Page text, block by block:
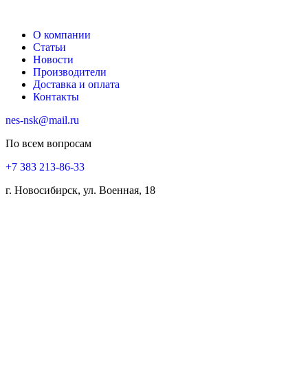
О компании
Статьи
Новости
Производители
Доставка и оплата
Контакты
nes-nsk@mail.ru
По всем вопросам
+7 383 213-86-33
г. Новосибирск, ул. Военная, 18